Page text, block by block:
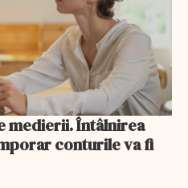
medierii. Întâlnirea
conturile va fi